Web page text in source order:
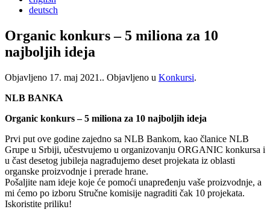
deutsch
Organic konkurs – 5 miliona za 10
najboljih ideja
Objavljeno 17. maj 2021.. Objavljeno u Konkursi.
NLB BANKA
Organic konkurs – 5 miliona za 10 najboljih ideja
Prvi put ove godine zajedno sa NLB Bankom, kao članice NLB
Grupe u Srbiji, učestvujemo u organizovanju ORGANIC konkursa i
u čast desetog jubileja nagrađujemo deset projekata iz oblasti
organske proizvodnje i prerade hrane.
Pošaljite nam ideje koje će pomoći unapređenju vaše proizvodnje, a
mi ćemo po izboru Stručne komisije nagraditi čak 10 projekata.
Iskoristite priliku!